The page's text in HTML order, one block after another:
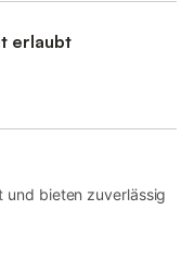
erlaubt
bieten zuverlässig